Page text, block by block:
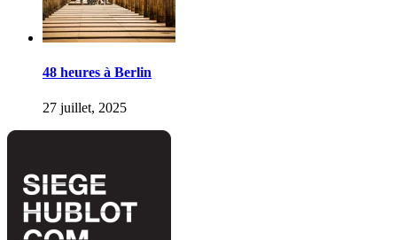
48 heures à Berlin
27 juillet, 2025